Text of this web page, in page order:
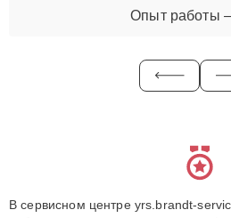
Опыт работы
В сервисном центре yrs.brandt-